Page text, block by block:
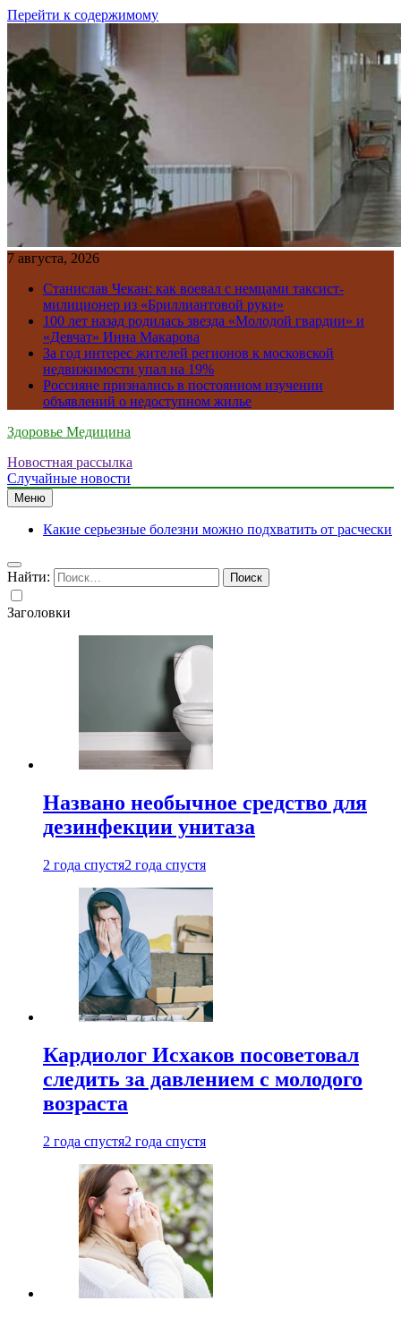
Перейти к содержимому
7 августа, 2026
Станислав Чекан: как воевал с немцами таксист-
милиционер из «Бриллиантовой руки»
100 лет назад родилась звезда «Молодой гвардии» и
«Девчат» Инна Макарова
За год интерес жителей регионов к московской
недвижимости упал на 19%
Россияне признались в постоянном изучении
объявлений о недоступном жилье
Здоровье Медицина
Новостная рассылка
Случайные новости
Меню
Какие серьезные болезни можно подхватить от расчески
Найти:
Заголовки
Названо необычное средство для
дезинфекции унитаза
2 года спустя2 года спустя
Кардиолог Исхаков посоветовал
следить за давлением с молодого
возраста
2 года спустя2 года спустя